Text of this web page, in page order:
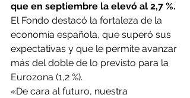
que en septiembre la elevó al 2,7 %.
El Fondo destacó la fortaleza de la
economía española, que superó sus
expectativas y que le permite avanzar
más del doble de lo previsto para la
Eurozona (1,2 %).
«De cara al futuro, nuestra